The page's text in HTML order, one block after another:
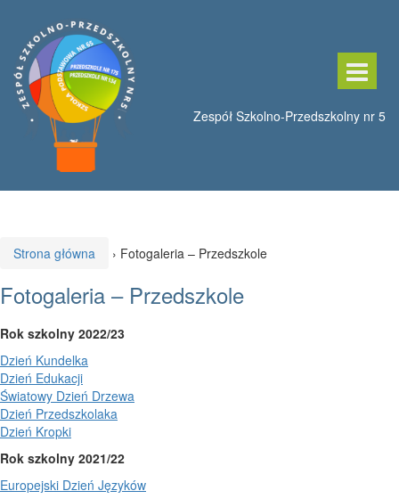
treści
menu
głównego
Strona główna › Fotogaleria – Przedszkole
Fotogaleria – Przedszkole
Rok szkolny 2022/23
Dzień Kundelka
Dzień Edukacji
Światowy Dzień Drzewa
Dzień Przedszkolaka
Dzień Kropki
Rok szkolny 2021/22
Europejski Dzień Języków